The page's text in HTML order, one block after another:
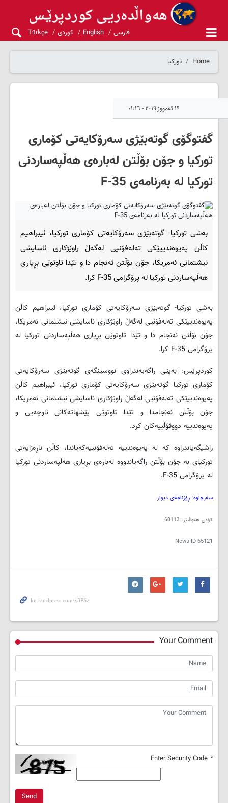
فارسی English کوردی Türkçe
Home تورکیا
١٩ تەمووز ٢٠١٩ - ٠١:١٦
گفتوگۆی گوتەبێژی سەرۆکایەتی کۆماری
تورکیا و جۆن بۆڵتن لەبارەی هەڵپەساردنی
تورکیا لە بەرنامەی F-35
بەشی تورکیا- گوتەبێژی سەرۆکایەتی کۆماری تورکیا، ئیبراھیم
کاڵن پەیوەندییێکی تەلەفۆنیی لەگەڵ راوێژکاری ئاسایشی
نیشتمانی ئەمریکا، جۆن بۆڵتن ئەنجام دا و تێدا تاوتوێی بڕیاری
ھەڵپەساردنی تورکیا لە پرۆگرامی F-35 کرا.
بەشی تورکیا- گوتەبێژی سەرۆکایەتی کۆماری تورکیا، ئیبراھیم کاڵن
پەیوەندییێکی تەلەفۆنیی لەگەڵ راوێژکاری ئاسایشی نیشتمانی ئەمریکا،
جۆن بۆڵتن ئەنجام دا و تێدا تاوتوێی بڕیاری ھەڵپەساردنی تورکیا لە
پرۆگرامی F-35 کرا.
کوردپرێس: بەپێی راگەیەندراوی نووسینگەی گوتەبێژی سەرۆکایەتی
کۆماری تورکیا گوتەبێژی سەرۆکایەتی کۆماری تورکیا، ئیبراھیم کاڵن
پەیوەندییێکی تەلەفۆنیی لەگەڵ راوێژکاری ئاسایشی نیشتمانی ئەمریکا،
جۆن بۆڵتن ئەنجامدا و تێدا تاوتوێی پێشھاتەکانی ناوچەیی و
پەیوەندییە دووقۆڵییەکان کرد.
راشیگەیاندراوە کە لە پەیوەندییە تەلەفۆنییەکەیاندا، کاڵن ناڕەزایەتی
تورکیای بە جۆن بۆڵتن راگەیاندووە لەبارەی بڕیاری ھەڵپەساردنی تورکیا
لە پرۆگرامی F-35
.
سەرچاوە: ڕۆژنامەی دیوار
کۆدی هەواڵنێر: 60113
News ID65121
Your Comment
*
Send